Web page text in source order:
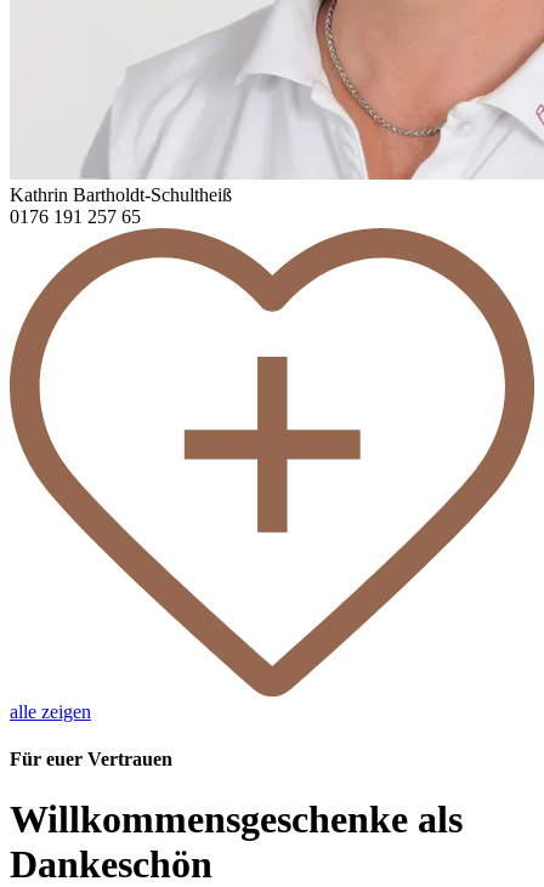
Kathrin Bartholdt-Schultheiß
0176 191 257 65
alle zeigen
Für euer Vertrauen
Willkommensgeschenke als
Dankeschön